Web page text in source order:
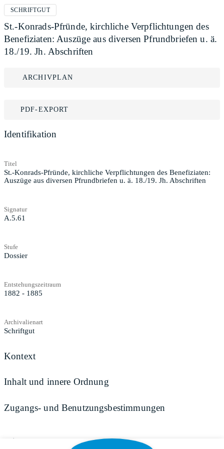
SCHRIFTGUT
St.-Konrads-Pfründe, kirchliche Verpflichtungen des
Benefiziaten: Auszüge aus diversen Pfrundbriefen u. ä.
18./19. Jh. Abschriften
ARCHIVPLAN
PDF-EXPORT
Identifikation
Titel
St.-Konrads-Pfründe, kirchliche Verpflichtungen des Benefiziaten:
Auszüge aus diversen Pfrundbriefen u. ä. 18./19. Jh. Abschriften
Signatur
A.5.61
Stufe
Dossier
Entstehungszeitraum
1882 - 1885
Archivalienart
Schriftgut
Kontext
Inhalt und innere Ordnung
Zugangs- und Benutzungsbestimmungen
Teilen